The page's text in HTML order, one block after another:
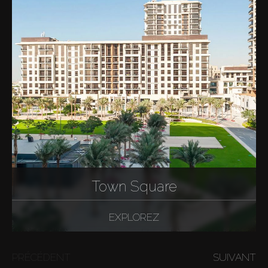
Town Square
EXPLOREZ
SUIVANT